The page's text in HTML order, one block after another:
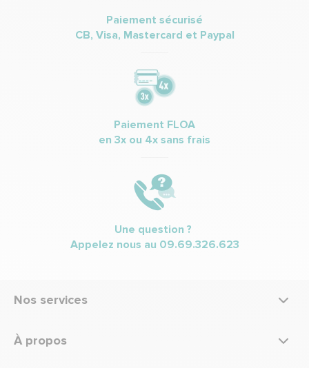
Paiement sécurisé
CB, Visa, Mastercard et Paypal
Paiement FLOA
en 3x ou 4x sans frais
Une question ?
Appelez nous au 09.69.326.623
Nos services
À propos